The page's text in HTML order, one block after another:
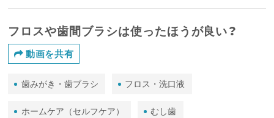
フロスや歯間ブラシは使ったほうが良い？
動画を共有
歯みがき・歯ブラシ フロス・洗口液
ホームケア（セルフケア） むし歯